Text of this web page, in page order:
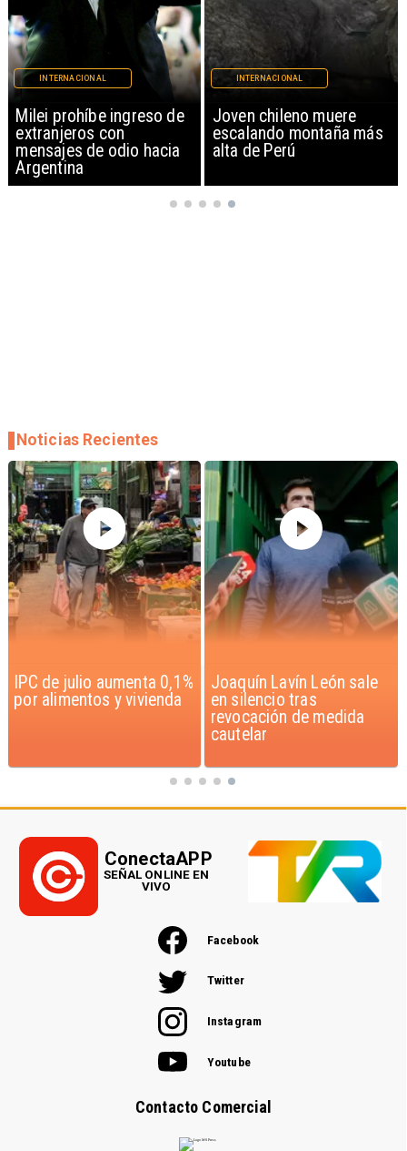
Milei prohíbe ingreso de
extranjeros con
mensajes de odio hacia
Argentina
INTERNACIONAL
Joven chileno muere
escalando montaña más
alta de Perú
INTERNACIONAL
Joaquín Lavín León sale
en silencio tras
Chile y Venezuela
formalizan reinicio de
relaciones consulares
Noticias Recientes
Facebook
Twitter
Instagram
Youtube
Contacto Comercial
ConectaAPP
SEÑAL ONLINE EN
VIVO